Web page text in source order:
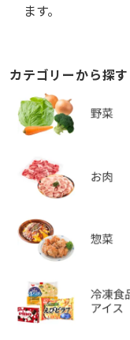
ます。
カテゴリーから探す